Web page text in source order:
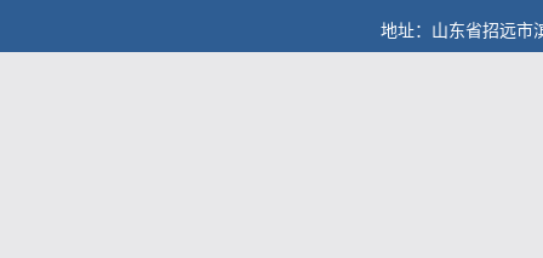
地址：山东省招远